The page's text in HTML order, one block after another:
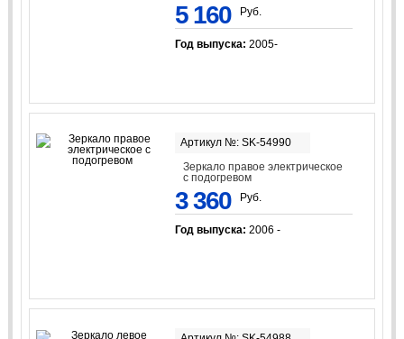
5 160 Руб.
Год выпуска: 2005-
Артикул №: SK-54990
Зеркало правое электрическое
с подогревом
3 360 Руб.
Год выпуска: 2006 -